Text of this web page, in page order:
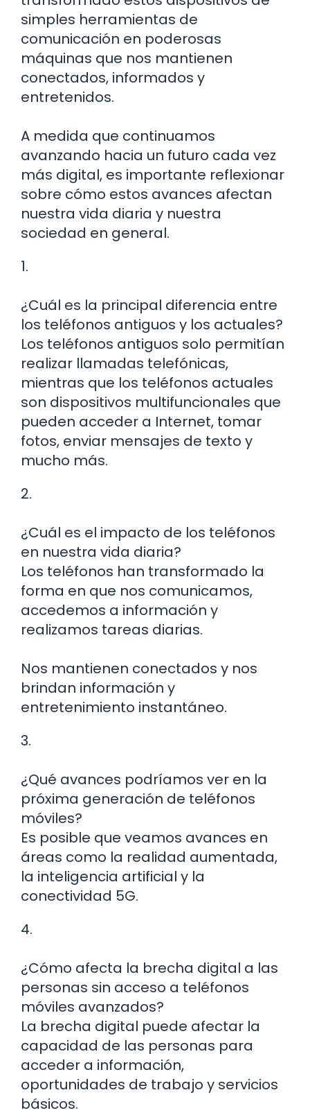
simples herramientas de
comunicación en poderosas
máquinas que nos mantienen
conectados, informados y
entretenidos.
A medida que continuamos
avanzando hacia un futuro cada vez
más digital, es importante reflexionar
sobre cómo estos avances afectan
nuestra vida diaria y nuestra
sociedad en general.
1.
¿Cuál es la principal diferencia entre
los teléfonos antiguos y los actuales?
Los teléfonos antiguos solo permitían
realizar llamadas telefónicas,
mientras que los teléfonos actuales
son dispositivos multifuncionales que
pueden acceder a Internet, tomar
fotos, enviar mensajes de texto y
mucho más.
2.
¿Cuál es el impacto de los teléfonos
en nuestra vida diaria?
Los teléfonos han transformado la
forma en que nos comunicamos,
accedemos a información y
realizamos tareas diarias.
Nos mantienen conectados y nos
brindan información y
entretenimiento instantáneo.
3.
¿Qué avances podríamos ver en la
próxima generación de teléfonos
móviles?
Es posible que veamos avances en
áreas como la realidad aumentada,
la inteligencia artificial y la
conectividad 5G.
4.
¿Cómo afecta la brecha digital a las
personas sin acceso a teléfonos
móviles avanzados?
La brecha digital puede afectar la
capacidad de las personas para
acceder a información,
oportunidades de trabajo y servicios
básicos.